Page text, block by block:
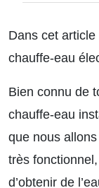
Dans cet article
chauffe-eau
Bien connu de
chauffe-eau
que nous
très
d’obtenir de